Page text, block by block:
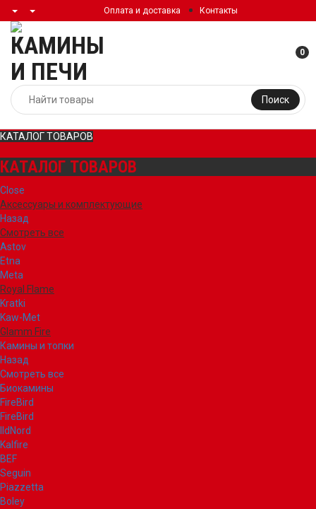
Оплата и доставка Контакты
Поиск
0
КАТАЛОГ ТОВАРОВ
КАТАЛОГ ТОВАРОВ
Close
Аксессуары и комплектующие
Назад
Смотреть все
Astov
Etna
Meta
Royal Flame
Kratki
Kaw-Met
Glamm Fire
Камины и топки
Назад
Смотреть все
Биокамины
FireBird
FireBird
IldNord
Kalfire
BEF
Seguin
Piazzetta
Boley